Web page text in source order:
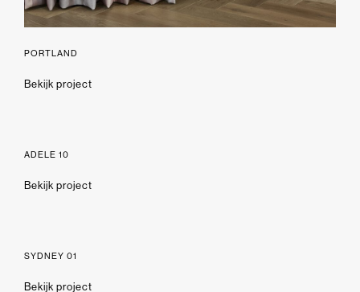
PORTLAND
Bekijk project
ADELE 10
Bekijk project
SYDNEY 01
Bekijk project